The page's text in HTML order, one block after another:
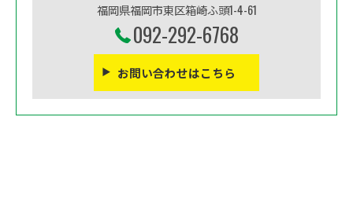
福岡県福岡市東区箱崎ふ頭1-4-61
092-292-6768
お問い合わせはこちら